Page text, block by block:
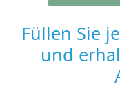
Füllen Sie
und